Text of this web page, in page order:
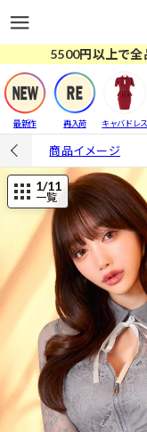
5500円以上で
最新作 再入荷 キャバドレス
商品イメージ
1/11
一覧